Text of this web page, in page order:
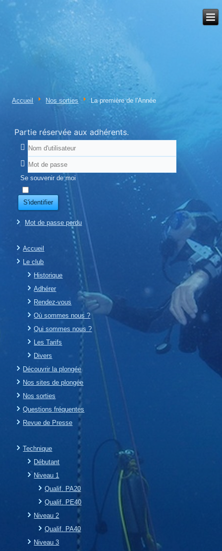
Accueil Nos sorties La première de l'Année
Partie réservée aux adhérents.
Se souvenir de moi
S'identifier
Mot de passe perdu
Accueil
Le club
Historique
Adhérer
Rendez-vous
Où sommes nous ?
Qui sommes nous ?
Les Tarifs
Divers
Découvrir la plongée
Nos sites de plongée
Nos sorties
Questions fréquentes
Revue de Presse
Technique
Débutant
Niveau 1
Qualif. PA20
Qualif. PE40
Niveau 2
Qualif. PA40
Niveau 3